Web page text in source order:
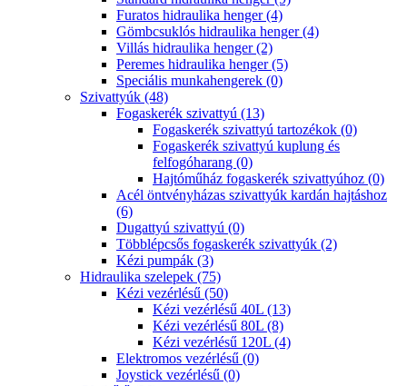
Furatos hidraulika henger (4)
Gömbcsuklós hidraulika henger (4)
Villás hidraulika henger (2)
Peremes hidraulika henger (5)
Speciális munkahengerek (0)
Szivattyúk (48)
Fogaskerék szivattyú (13)
Fogaskerék szivattyú tartozékok (0)
Fogaskerék szivattyú kuplung és
felfogóharang (0)
Hajtóműház fogaskerék szivattyúhoz (0)
Acél öntvényházas szivattyúk kardán hajtáshoz
(6)
Dugattyú szivattyú (0)
Többlépcsős fogaskerék szivattyúk (2)
Kézi pumpák (3)
Hidraulika szelepek (75)
Kézi vezérlésű (50)
Kézi vezérlésű 40L (13)
Kézi vezérlésű 80L (8)
Kézi vezérlésű 120L (4)
Elektromos vezérlésű (0)
Joystick vezérlésű (0)